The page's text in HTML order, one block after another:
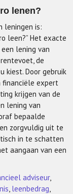
lenen?
leningen is:
leen?” Het exacte
lening van
de
kiest. Door gebruik
financiële expert
krijgen van de
lening van
bepaalde
zorgvuldig uit te
in te schatten
aangaan van een
adviseur,
, leenbedrag,